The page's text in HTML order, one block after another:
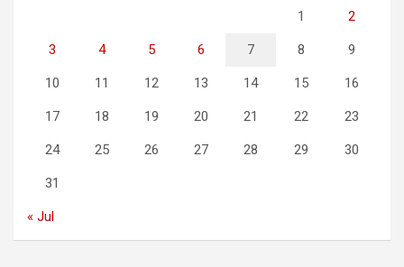
1 2
3 4 5 6 7 8 9
10 11 12 13 14 15 16
17 18 19 20 21 22 23
24 25 26 27 28 29 30
31
« Jul